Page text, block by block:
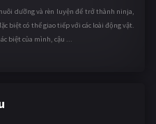
dưỡng và rèn luyện để trở thành ninja,
biệt có thể giao tiếp với các loài động vật.
biệt của mình, cậu ...